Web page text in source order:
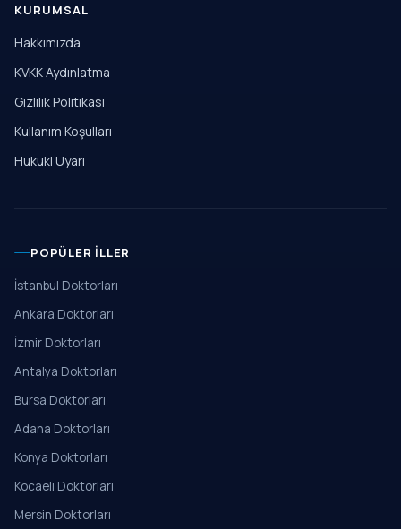
KURUMSAL
Hakkımızda
KVKK Aydınlatma
Gizlilik Politikası
Kullanım Koşulları
Hukuki Uyarı
POPÜLER İLLER
İstanbul Doktorları
Ankara Doktorları
İzmir Doktorları
Antalya Doktorları
Bursa Doktorları
Adana Doktorları
Konya Doktorları
Kocaeli Doktorları
Mersin Doktorları